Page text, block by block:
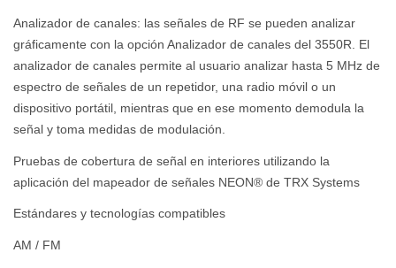
Analizador de canales: las señales de RF se pueden analizar
gráficamente con la opción Analizador de canales del 3550R. El
analizador de canales permite al usuario analizar hasta 5 MHz de
espectro de señales de un repetidor, una radio móvil o un
dispositivo portátil, mientras que en ese momento demodula la
señal y toma medidas de modulación.
Pruebas de cobertura de señal en interiores utilizando la
aplicación del mapeador de señales NEON® de TRX Systems
Estándares y tecnologías compatibles
AM / FM